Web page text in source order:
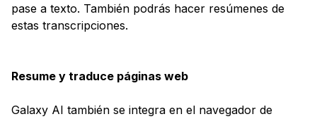
pase a texto. También podrás hacer resúmenes de
estas transcripciones.
Resume y traduce páginas web
Galaxy AI también se integra en el navegador de